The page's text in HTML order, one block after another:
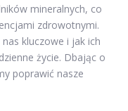
mineralnych, co
zdrowotnymi.
kluczowe i jak ich
życie. Dbając o
poprawić nasze